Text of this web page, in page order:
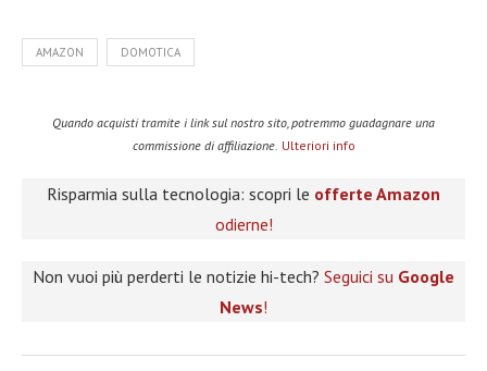
AMAZON DOMOTICA
Quando acquisti tramite i link sul nostro sito, potremmo guadagnare una
commissione di affiliazione. Ulteriori info
Risparmia sulla tecnologia: scopri le offerte Amazon
odierne!
Non vuoi più perderti le notizie hi-tech? Seguici su Google
News!